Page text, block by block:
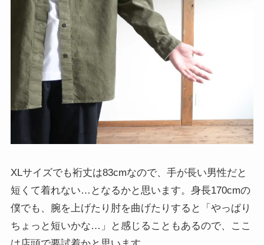
XLサイズでも裄丈は83cmなので、手が長い男性だと
短くて着れない…となるかと思います。身長170cmの
僕でも、腕を上げたり肘を曲げたりすると「やっぱり
ちょっと短いかな…」と感じることもあるので、ここ